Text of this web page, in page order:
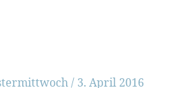
/ 3. April 2016